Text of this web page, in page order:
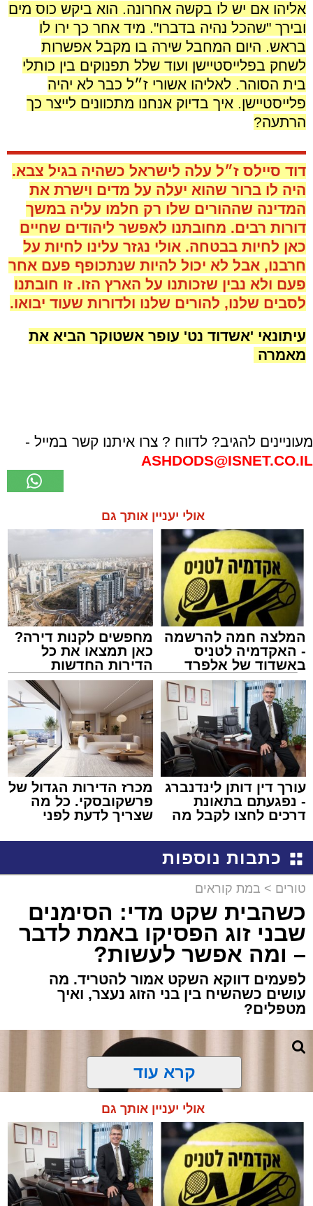
אליהו אם יש לו בקשה אחרונה. הוא ביקש כוס מים
ובירך "שהכל נהיה בדברו". מיד אחר כך ירו לו
בראש. היום המחבל שירה בו מקבל אפשרות
לשחק בפלייסטיישן ועוד שלל תפנוקים בין כותלי
בית הסוהר. לאליהו אשורי ז״ל כבר לא יהיה
פלייסטיישן. איך בדיוק אנחנו מתכוונים לייצר כך
הרתעה?
דוד סיילס ז״ל עלה לישראל כשהיה בגיל צבא.
היה לו ברור שהוא יעלה על מדים וישרת את
המדינה שההורים שלו רק חלמו עליה במשך
דורות רבים. מחובתנו לאפשר ליהודים שחיים
כאן לחיות בבטחה. אולי נגזר עלינו לחיות על
חרבנו, אבל לא יכול להיות שנתכופף פעם אחר
פעם ולא נבין שזכותנו על הארץ הזו. זו חובתנו
לסבים שלנו, להורים שלנו ולדורות שעוד יבואו.
עיתונאי 'אשדוד נט' עופר אשטוקר הביא את
מאמרה
מעוניינים להגיב? לדווח ? צרו איתנו קשר במייל -
ASHDODS@ISNET.CO.IL
אולי יעניין אותך גם
המלצה חמה להרשמה
- האקדמיה לטניס
באשדוד של אלפרד
קריאולנסקי - לילדים
מחפשים לקנות דירה?
כאן תמצאו את כל
הדירות החדשות
למכירה באשדוד >>>
עורך דין דותן לינדנברג
- נפגעתם בתאונת
דרכים לחצו לקבל מה
מכרז הדירות הגדול של
פרשקובסקי. כל מה
שצריך לדעת לפני
באשדוד
כתבות נוספות
טורים > במת קוראים
כשהבית שקט מדי: הסימנים
שבני זוג הפסיקו באמת לדבר
– ומה אפשר לעשות?
לפעמים דווקא השקט אמור להטריד. מה
עושים כשהשיח בין בני הזוג נעצר, ואיך
מטפלים?
קרא עוד
אולי יעניין אותך גם